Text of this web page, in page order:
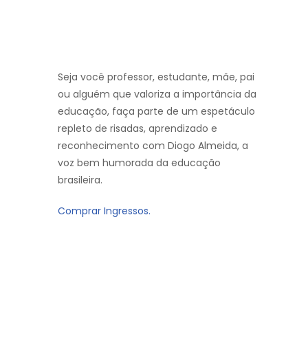
Seja você professor, estudante, mãe, pai
ou alguém que valoriza a importância da
educação, faça parte de um espetáculo
repleto de risadas, aprendizado e
reconhecimento com Diogo Almeida, a
voz bem humorada da educação
brasileira.
Comprar Ingressos.